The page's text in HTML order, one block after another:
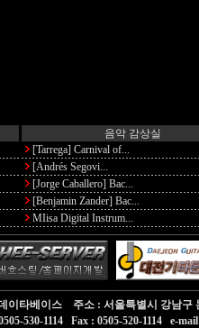
음악 감상실
[Tarrega] Carnival of...
[Andrés Segovi...
[Jorge Caballero] Bac...
[Benjamin Zander] Bac...
MIisa Digital Instrum...
이타베이스 주소 : 서울특별시 강남구
530-1114 Fax : 0505-520-1114 e-